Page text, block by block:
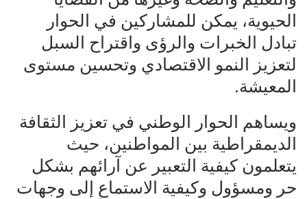
الحيوية، يمكن للمشاركين في الحوار
تبادل الخبرات والرؤى واقتراح السبل
لتعزيز النمو الاقتصادي وتحسين مستوى
المعيشة.
ويساهم الحوار الوطني في تعزيز الثقافة
الديمقراطية بين المواطنين، حيث
يتعلمون كيفية التعبير عن آرائهم بشكل
حر ومسؤول وكيفية الاستماع إلى وجهات